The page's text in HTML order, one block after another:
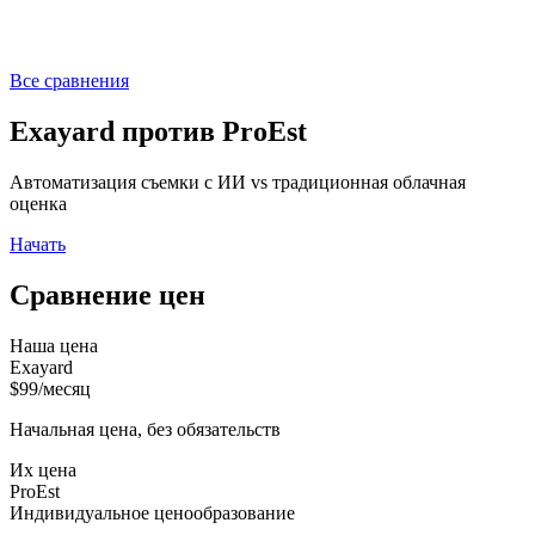
Все сравнения
Exayard против ProEst
Автоматизация съемки с ИИ vs традиционная облачная
оценка
Начать
Сравнение цен
Наша цена
Exayard
$99/месяц
Начальная цена, без обязательств
Их цена
ProEst
Индивидуальное ценообразование